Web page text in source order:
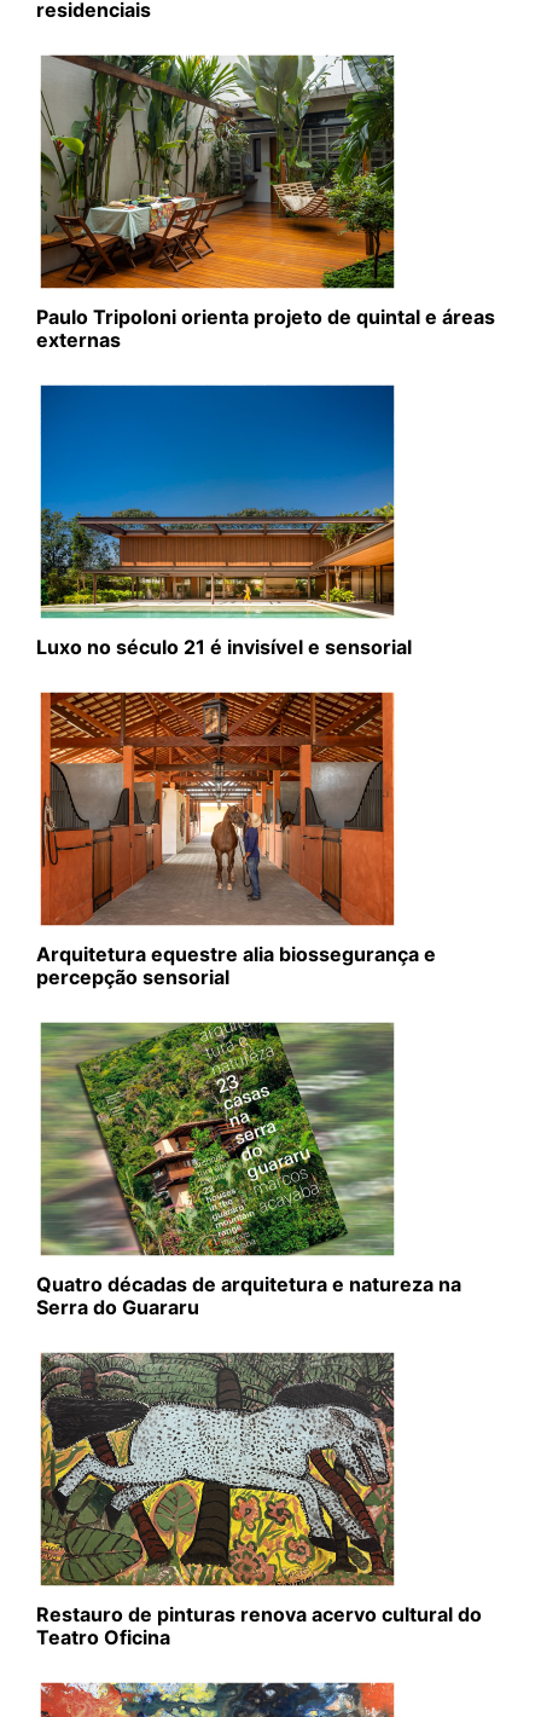
residenciais
Paulo Tripoloni orienta projeto de quintal e áreas
externas
Luxo no século 21 é invisível e sensorial
Arquitetura equestre alia biossegurança e
percepção sensorial
Quatro décadas de arquitetura e natureza na
Serra do Guararu
Restauro de pinturas renova acervo cultural do
Teatro Oficina